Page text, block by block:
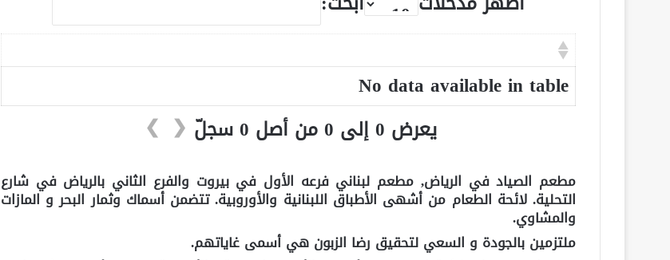
No data available in table
يعرض 0 إلى 0 من أصل 0 سجلّ
❮
❯
مطعم الصياد في الرياض, مطعم لبناني فرعه الأول في بيروت والفرع الثاني بالرياض في شارع
التحلية. لائحة الطعام من أشهى الأطباق اللبنانية والأوروبية. تتضمن أسماك وثمار البحر و المازات
والمشاوي.
ملتزمين بالجودة و السعي لتحقيق رضا الزبون هي أسمى غاياتهم.